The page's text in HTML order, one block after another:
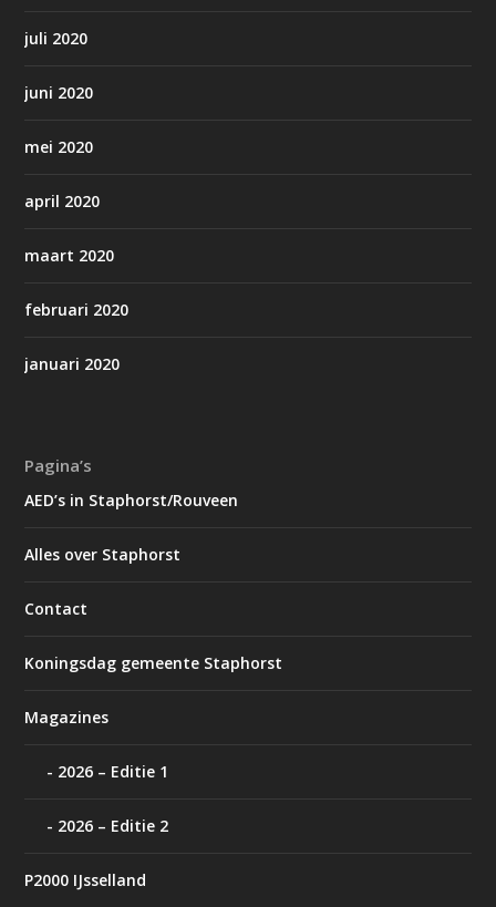
juli 2020
juni 2020
mei 2020
april 2020
maart 2020
februari 2020
januari 2020
Pagina’s
AED’s in Staphorst/Rouveen
Alles over Staphorst
Contact
Koningsdag gemeente Staphorst
Magazines
2026 – Editie 1
2026 – Editie 2
P2000 IJsselland